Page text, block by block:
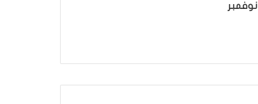
نوفمبر